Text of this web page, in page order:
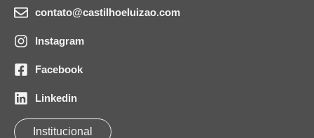
contato@castilhoeluizao.com
Instagram
Facebook
Linkedin
Institucional